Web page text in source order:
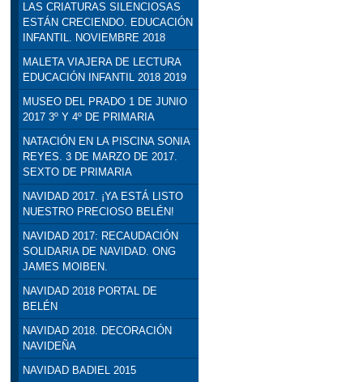
LAS CRIATURAS SILENCIOSAS
ESTÁN CRECIENDO. EDUCACIÓN
INFANTIL. NOVIEMBRE 2018
MALETA VIAJERA DE LECTURA
EDUCACIÓN INFANTIL 2018 2019
MUSEO DEL PRADO 1 DE JUNIO
2017 3º Y 4º DE PRIMARIA
NATACIÓN EN LA PISCINA SONIA
REYES. 3 DE MARZO DE 2017.
SEXTO DE PRIMARIA
NAVIDAD 2017. ¡YA ESTÁ LISTO
NUESTRO PRECIOSO BELÉN!
NAVIDAD 2017: RECAUDACIÓN
SOLIDARIA DE NAVIDAD. ONG
JAMES MOIBEN.
NAVIDAD 2018 PORTAL DE
BELÉN
NAVIDAD 2018. DECORACIÓN
NAVIDEÑA
NAVIDAD BADIEL 2015